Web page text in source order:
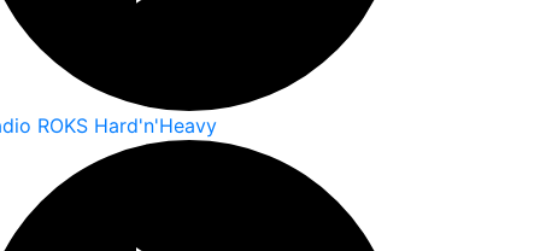
ROKS Hard'n'Heavy